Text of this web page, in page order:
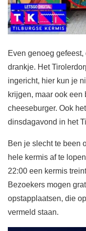
Even genoeg
drankje. Het
ingericht, hier kun je
krijgen, maar ook
cheeseburger. Ook
dinsdagavond in het
Ben je slecht te been
hele kermis af te
22:00 een kermis
Bezoekers mogen
opstapplaatsen, die
vermeld staan.